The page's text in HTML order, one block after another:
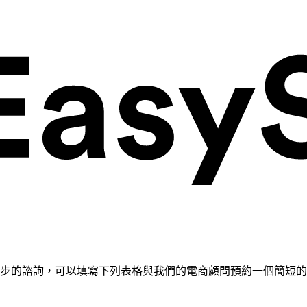
的諮詢，可以填寫下列表格與我們的電商顧問預約一個簡短